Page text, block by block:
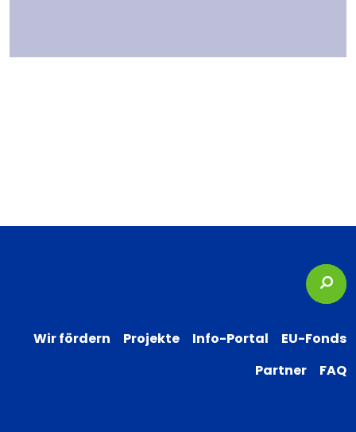
Wir fördern Projekte Info-Portal
EU-Fonds
Partner
FAQ